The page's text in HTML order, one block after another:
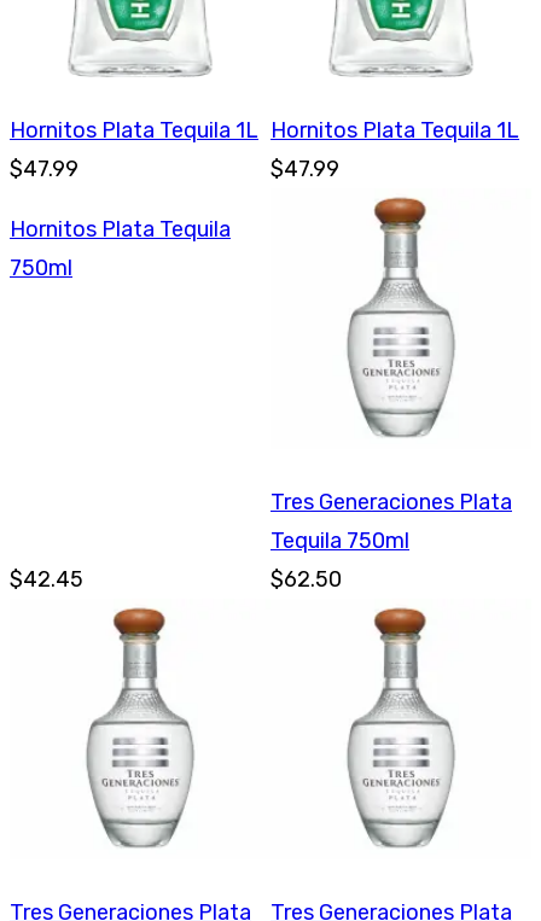
Hornitos Plata Tequila 1L
$47.99
Hornitos Plata Tequila 1L
$47.99
Hornitos Plata Tequila
750ml
$42.45
Tres Generaciones Plata
Tequila 750ml
$62.50
Tres Generaciones Plata
Tres Generaciones Plata